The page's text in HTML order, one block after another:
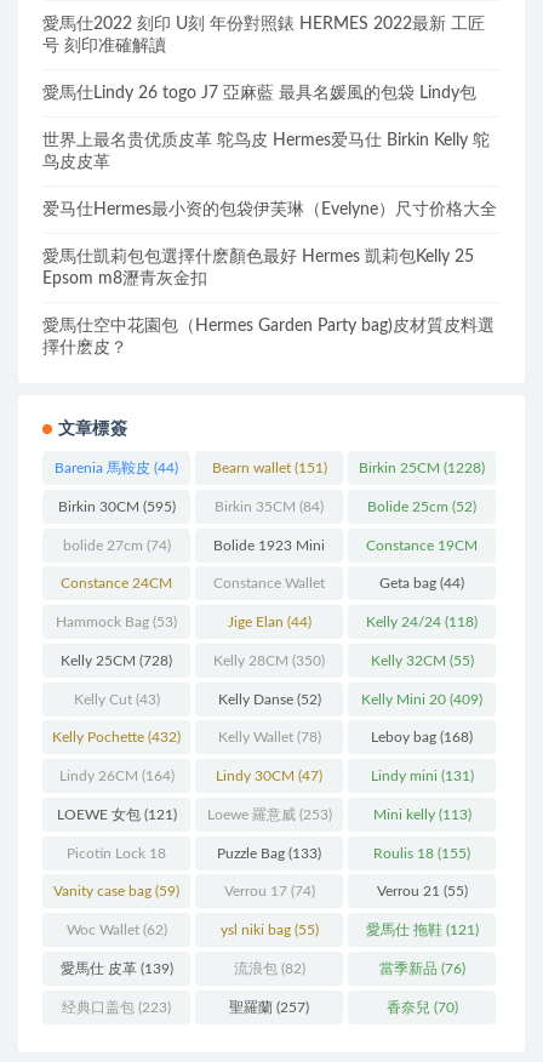
愛馬仕2022 刻印 U刻 年份對照錶 HERMES 2022最新 工匠
号 刻印准確解讀
愛馬仕Lindy 26 togo J7 亞麻藍 最具名媛風的包袋 Lindy包
世界上最名贵优质皮革 鸵鸟皮 Hermes爱马仕 Birkin Kelly 鸵
鸟皮皮革
爱马仕Hermes最小资的包袋伊芙琳（Evelyne）尺寸价格大全
愛馬仕凱莉包包選擇什麽顏色最好 Hermes 凱莉包Kelly 25
Epsom m8瀝青灰金扣
愛馬仕空中花園包（Hermes Garden Party bag)皮材質皮料選
擇什麽皮？
文章標簽
Barenia 馬鞍皮 (44) Bearn wallet(151) Birkin 25CM (1228)
Birkin 30CM (595) Birkin 35CM (84) Bolide 25cm (52)
bolide 27cm (74) Bolide 1923 Mini
(93)
Constance 19CM
(571)
Constance 24CM
(216)
Constance Wallet
(60)
Geta bag (44)
Hammock Bag (53) Jige Elan (44) Kelly 24/24 (118)
Kelly 25CM (728) Kelly 28CM (350) Kelly 32CM (55)
Kelly Cut(43) Kelly Danse(52) Kelly Mini 20 (409)
Kelly Pochette (432) Kelly Wallet(78) Leboy bag (168)
Lindy 26CM (164) Lindy 30CM (47) Lindy mini (131)
LOEWE 女包(121) Loewe 羅意威(253) Mini kelly(113)
Picotin Lock 18
(202)
Puzzle Bag (133) Roulis 18 (155)
Vanity case bag (59) Verrou 17(74) Verrou 21 (55)
Woc Wallet(62) ysl niki bag(55) 愛馬仕 拖鞋(121)
愛馬仕 皮革(139) 流浪包(82) 當季新品 (76)
经典口盖包 (223) 聖羅蘭 (257) 香奈兒 (70)